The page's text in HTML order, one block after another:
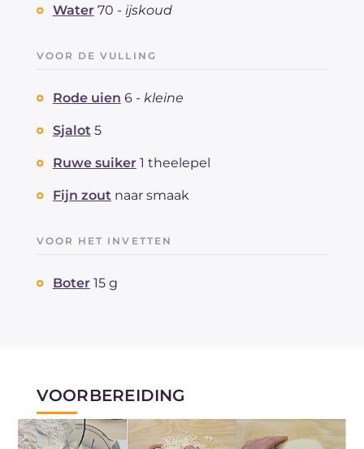
Water 70 - ijskoud
VOOR DE VULLING
Rode uien 6 - kleine
Sjalot 5
Ruwe suiker 1 theelepel
Fijn zout naar smaak
VOOR HET INVETTEN
Boter 15 g
VOORBEREIDING